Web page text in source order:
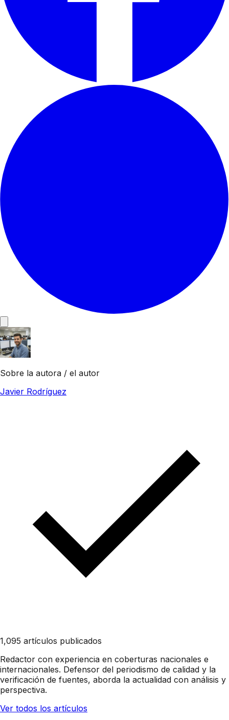
Sobre la autora / el autor
Javier Rodríguez
1,095 artículos publicados
Redactor con experiencia en coberturas nacionales e
internacionales. Defensor del periodismo de calidad y la
verificación de fuentes, aborda la actualidad con análisis y
perspectiva.
Ver todos los artículos